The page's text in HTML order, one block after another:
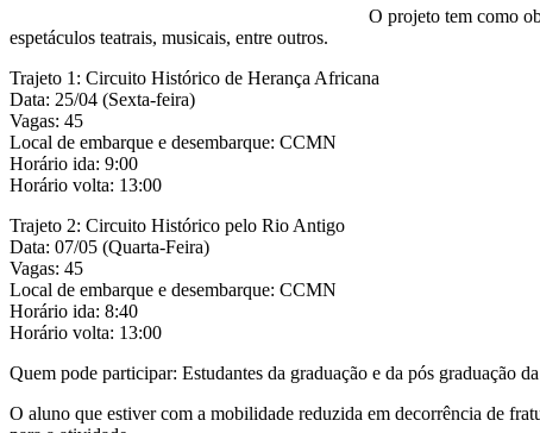
O projeto tem como
espetáculos teatrais, musicais, entre outros.
Trajeto 1: Circuito Histórico de Herança Africana
Data: 25/04 (Sexta-feira)
Vagas: 45
Local de embarque e desembarque: CCMN
Horário ida: 9:00
Horário volta: 13:00
Trajeto 2: Circuito Histórico pelo Rio Antigo
Data: 07/05 (Quarta-Feira)
Vagas: 45
Local de embarque e desembarque: CCMN
Horário ida: 8:40
Horário volta: 13:00
Quem pode participar: Estudantes da graduação e da pós graduação
O aluno que estiver com a mobilidade reduzida em decorrência de